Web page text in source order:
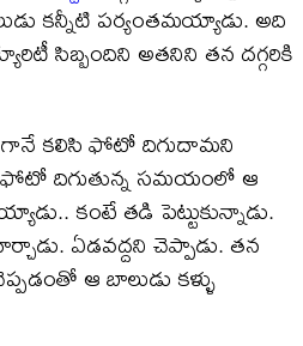
కన్నీటి పర్యంతమయ్యాడు. అది
సిబ్బందిని అతనిని తన దగ్గరికి
కలిసి ఫోటో దిగుదామని
ఫోటో దిగుతున్న సమయంలో ఆ
కంటే తడి పెట్టుకున్నాడు.
ఏడవద్దని చెప్పాడు. తన
ఆ బాలుడు కళ్ళు